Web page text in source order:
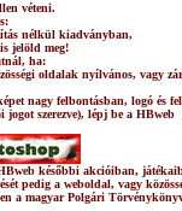
véteni.
nélkül kiadványban,
jelöld meg!
ha:
oldalak nyílvános, vagy
nagy felbontásban, logó és
szerezve), lépj be a HBweb
későbbi akcióiban,
pedig a weboldal, vagy
a magyar Polgári